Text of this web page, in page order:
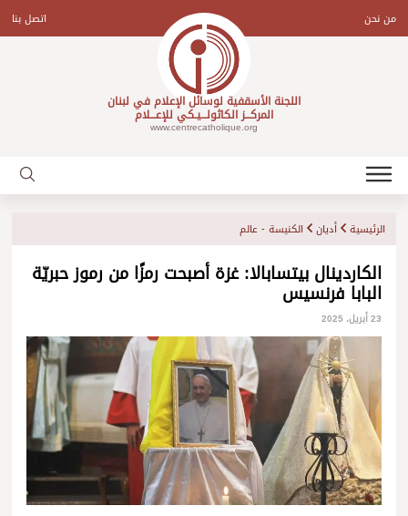
contentمن نحن اتصل بنا
اللجنة الأسقفية لوسائل الإعلام في لبنان
المركـــز الكاثولـــيـكي للإعـــلام
www.centrecatholique.org
الرئيسية أديان الكنيسة - عالم
الكاردينال بيتسابالا: غزة أصبحت رمزًا من رموز حبريّة
البابا فرنسيس
23 أبريل، 2025